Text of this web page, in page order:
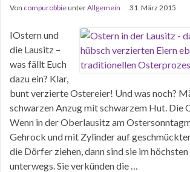
Von compurobbieunterAllgemein 31. März 2015
IOstern und
die Lausitz –
was fällt Euch
dazu ein? Klar,
bunt verzierte Ostereier! Und was noch?
schwarzen Anzug mit schwarzem Hut. Die
Wenn in der Oberlausitz am
Gehrock und mit Zylinder auf
die Dörfer ziehen, dann sind sie im
unterwegs. Sie verkünden die …